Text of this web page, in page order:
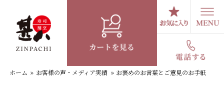
お褒めのお言葉とご意見のお手紙
ホーム » お客様の声・メディア実績 » お褒めのお言葉とご意見のお手紙